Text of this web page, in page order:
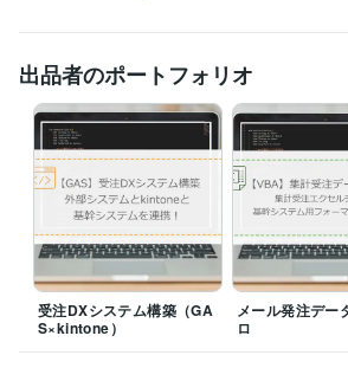
軽にお送りください。
【お急ぎの方へ】
平日の稼働時間外でも、緊急のトラブル対応な
整いたします。まずはダイレクトメッセージに
経験職種
エンジニア / RPAエンジニア（マクロ・VBA）
エンジニア / 情報システム・社内SE 経験年数
プログラミング言語・フレームワーク
CSS:5年HTML:5年 JavaScript:5年 SQL:3年
Google Apps Script:1年Python:1年
出品者のポートフォリオ
受注DXシステム構築（GA
S×kintone）
メール発注デー
ロ